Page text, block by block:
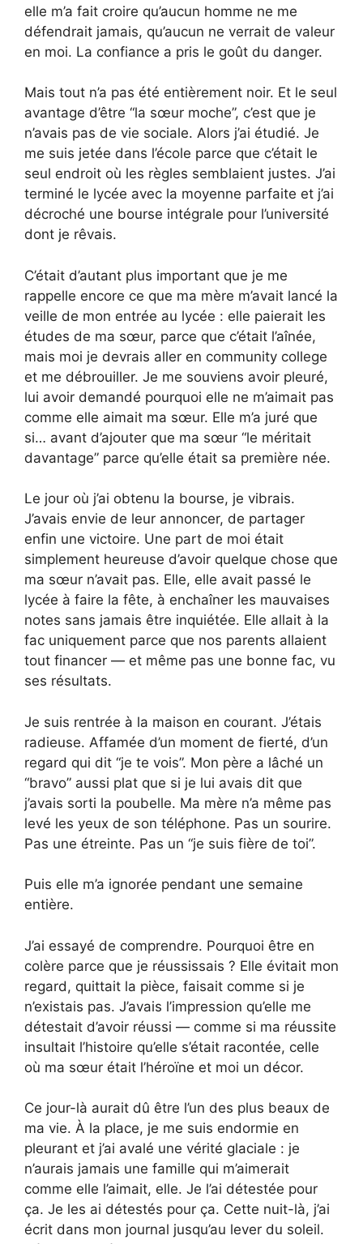
elle m’a fait croire qu’aucun homme ne me
défendrait jamais, qu’aucun ne verrait de valeur
en moi. La confiance a pris le goût du danger.
Mais tout n’a pas été entièrement noir. Et le seul
avantage d’être “la sœur moche”, c’est que je
n’avais pas de vie sociale. Alors j’ai étudié. Je
me suis jetée dans l’école parce que c’était le
seul endroit où les règles semblaient justes. J’ai
terminé le lycée avec la moyenne parfaite et j’ai
décroché une bourse intégrale pour l’université
dont je rêvais.
C’était d’autant plus important que je me
rappelle encore ce que ma mère m’avait lancé la
veille de mon entrée au lycée : elle paierait les
études de ma sœur, parce que c’était l’aînée,
mais moi je devrais aller en community college
et me débrouiller. Je me souviens avoir pleuré,
lui avoir demandé pourquoi elle ne m’aimait pas
comme elle aimait ma sœur. Elle m’a juré que
si… avant d’ajouter que ma sœur “le méritait
davantage” parce qu’elle était sa première née.
Le jour où j’ai obtenu la bourse, je vibrais.
J’avais envie de leur annoncer, de partager
enfin une victoire. Une part de moi était
simplement heureuse d’avoir quelque chose que
ma sœur n’avait pas. Elle, elle avait passé le
lycée à faire la fête, à enchaîner les mauvaises
notes sans jamais être inquiétée. Elle allait à la
fac uniquement parce que nos parents allaient
tout financer — et même pas une bonne fac, vu
ses résultats.
Je suis rentrée à la maison en courant. J’étais
radieuse. Affamée d’un moment de fierté, d’un
regard qui dit “je te vois”. Mon père a lâché un
“bravo” aussi plat que si je lui avais dit que
j’avais sorti la poubelle. Ma mère n’a même pas
levé les yeux de son téléphone. Pas un sourire.
Pas une étreinte. Pas un “je suis fière de toi”.
Puis elle m’a ignorée pendant une semaine
entière.
J’ai essayé de comprendre. Pourquoi être en
colère parce que je réussissais ? Elle évitait mon
regard, quittait la pièce, faisait comme si je
n’existais pas. J’avais l’impression qu’elle me
détestait d’avoir réussi — comme si ma réussite
insultait l’histoire qu’elle s’était racontée, celle
où ma sœur était l’héroïne et moi un décor.
Ce jour-là aurait dû être l’un des plus beaux de
ma vie. À la place, je me suis endormie en
pleurant et j’ai avalé une vérité glaciale : je
n’aurais jamais une famille qui m’aimerait
comme elle l’aimait, elle. Je l’ai détestée pour
ça. Je les ai détestés pour ça. Cette nuit-là, j’ai
écrit dans mon journal jusqu’au lever du soleil.